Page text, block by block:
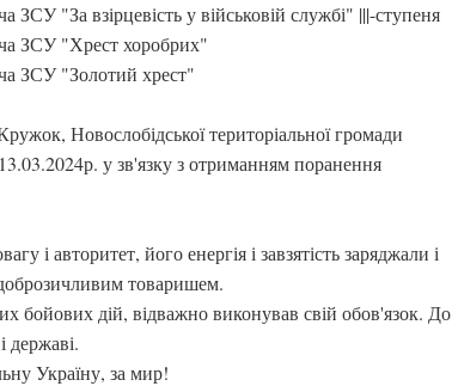
"За взірцевість у військовій службі" |||-ступеня
ЗСУ "Хрест хоробрих"
ЗСУ "Золотий хрест"
Новослобідської територіальної громади
у зв'язку з отриманням поранення
і авторитет, його енергія і завзятість заряджали і
товаришем.
бойових дій, відважно виконував свій обов'язок. До
державі.
Україну, за мир!